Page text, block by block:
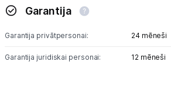
Garantija
Garantija privātpersonai: 24 mēneši
Garantija juridiskai personai: 12 mēneši